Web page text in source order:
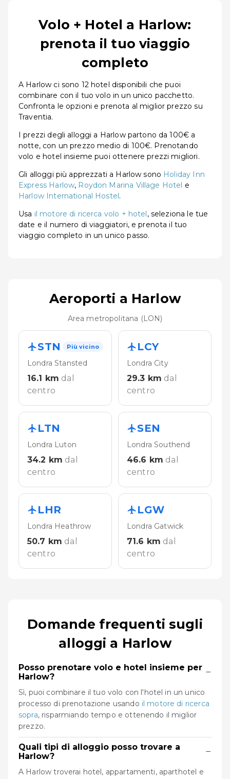
Volo + Hotel a Harlow:
prenota il tuo viaggio
completo
A Harlow ci sono 12 hotel disponibili che puoi
combinare con il tuo volo in un unico pacchetto.
Confronta le opzioni e prenota al miglior prezzo su
Traventia.
I prezzi degli alloggi a Harlow partono da 100€ a
notte, con un prezzo medio di 100€. Prenotando
volo e hotel insieme puoi ottenere prezzi migliori.
Gli alloggi più apprezzati a Harlow sono Holiday Inn
Express Harlow, Roydon Marina Village Hotel e
Harlow International Hostel.
Usa il motore di ricerca volo + hotel, seleziona le tue
date e il numero di viaggiatori, e prenota il tuo
viaggio completo in un unico passo.
Aeroporti a Harlow
Area metropolitana (LON)
STN Più vicino
Londra Stansted
16.1 km dal
centro
LCY
Londra City
29.3 km dal
centro
LTN
Londra Luton
34.2 km dal
centro
SEN
Londra Southend
46.6 km dal
centro
LHR
Londra Heathrow
50.7 km dal
centro
LGW
Londra Gatwick
71.6 km dal
centro
Domande frequenti sugli
alloggi a Harlow
Posso prenotare volo e hotel insieme per
Harlow?
−
Sì, puoi combinare il tuo volo con l'hotel in un unico
processo di prenotazione usando il motore di ricerca
sopra, risparmiando tempo e ottenendo il miglior
prezzo.
Quali tipi di alloggio posso trovare a
Harlow?
−
A Harlow troverai hotel, appartamenti, aparthotel e